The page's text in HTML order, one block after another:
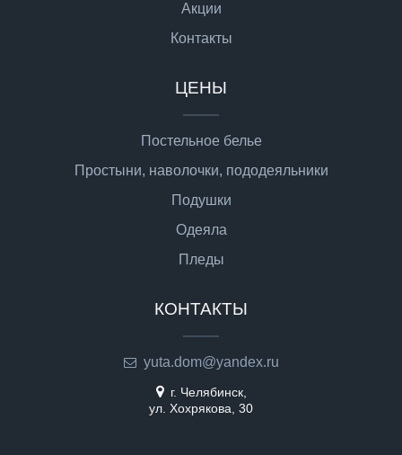
Акции
Контакты
ЦЕНЫ
Постельное белье
Простыни, наволочки, пододеяльники
Подушки
Одеяла
Пледы
КОНТАКТЫ
yuta.dom@yandex.ru
г. Челябинск,
ул. Хохрякова, 30